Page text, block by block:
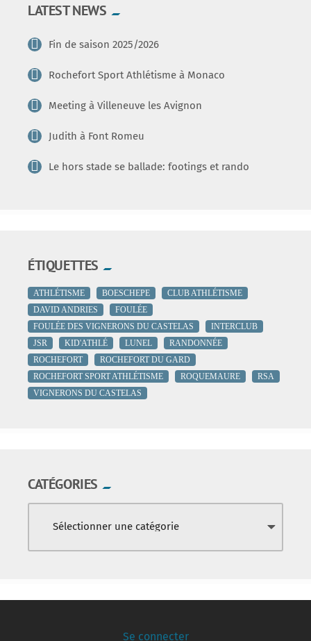
LATEST NEWS
Fin de saison 2025/2026
Rochefort Sport Athlétisme à Monaco
Meeting à Villeneuve les Avignon
Judith à Font Romeu
Le hors stade se ballade: footings et rando
ÉTIQUETTES
ATHLÉTISME BOESCHEPE
CLUB ATHLÉTISME
DAVID ANDRIES
FOULÉE
FOULÉE DES VIGNERONS DU CASTELAS
INTERCLUB
JSR
KID'ATHLÉ LUNEL
RANDONNÉE
ROCHEFORT
ROCHEFORT DU GARD
ROCHEFORT SPORT ATHLÉTISME
ROQUEMAURE
RSA
VIGNERONS DU CASTELAS
CATÉGORIES
Se connecter